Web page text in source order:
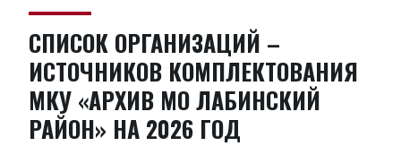
СПИСОК ОРГАНИЗАЦИЙ –
ИСТОЧНИКОВ КОМПЛЕКТОВАНИЯ
МКУ «АРХИВ МО ЛАБИНСКИЙ
РАЙОН» НА 2026 ГОД